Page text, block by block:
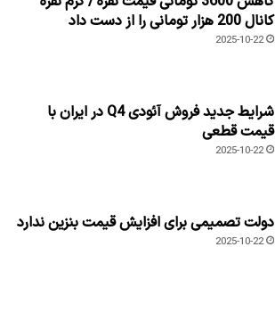
کانال 200 هزار تومانی را از دست داد
2025-10-22
شرایط جدید فروش آئودی Q4 در ایران با
قیمت قطعی
2025-10-22
دولت تصمیمی برای افزایش قیمت بنزین ندارد
2025-10-22